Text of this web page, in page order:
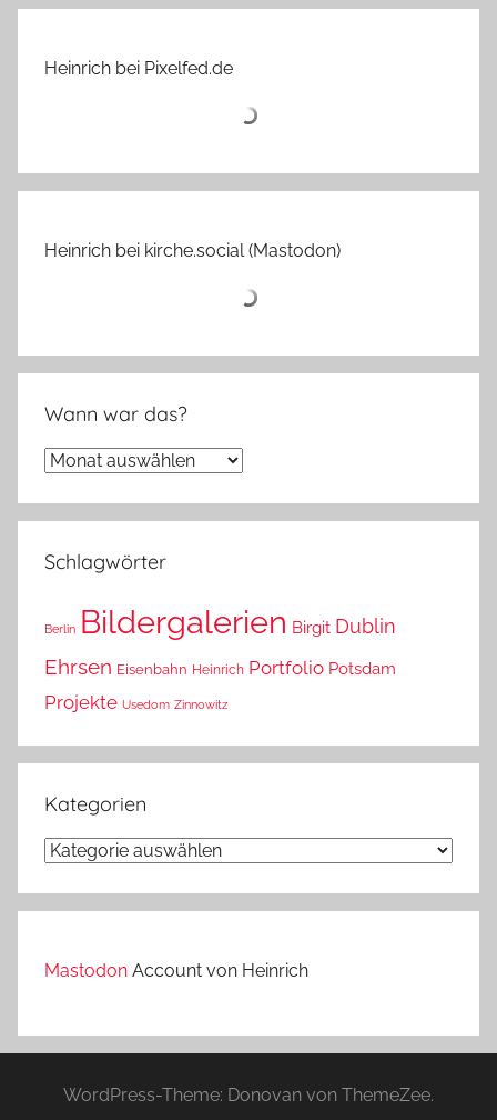
Heinrich bei Pixelfed.de
Heinrich bei kirche.social (Mastodon)
Wann war das?
Wann
das?
Schlagwörter
Berlin Bildergalerien Birgit Dublin
Ehrsen Eisenbahn Heinrich Portfolio Potsdam
Projekte Usedom Zinnowitz
Kategorien
Kategorien
Mastodon Account von Heinrich
WordPress-Theme: Donovan von ThemeZee.